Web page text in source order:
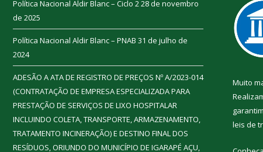
Política Nacional Aldir Blanc – Ciclo 228 de novembro
de 2025
Política Nacional Aldir Blanc – PNAB 31 de julho de
2024
ADESÃO A ATA DE REGISTRO DE PREÇOS Nº A/2023-014
(CONTRATAÇÃO DE EMPRESA ESPECIALIZADA PARA
PRESTAÇÃO DE SERVIÇOS DE LIXO HOSPITALAR
INCLUINDO COLETA, TRANSPORTE, ARMAZENAMENTO,
TRATAMENTO INCINERAÇÃO) E DESTINO FINAL DOS
RESÍDUOS, ORIUNDO DO MUNICÍPIO DE IGARAPÉ AÇU,
Muito
leis de